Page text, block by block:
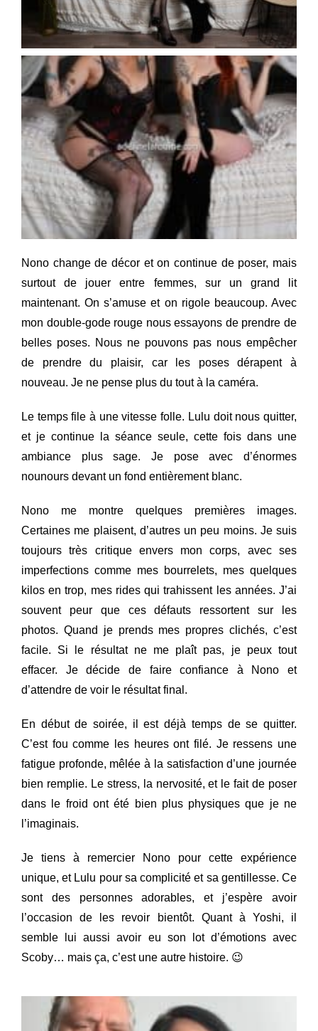
Nono change de décor et on continue de poser, mais
surtout de jouer entre femmes, sur un grand lit
maintenant. On s’amuse et on rigole beaucoup. Avec
mon double-gode rouge nous essayons de prendre de
belles poses. Nous ne pouvons pas nous empêcher
de prendre du plaisir, car les poses dérapent à
nouveau. Je ne pense plus du tout à la caméra.
Le temps file à une vitesse folle. Lulu doit nous quitter,
et je continue la séance seule, cette fois dans une
ambiance plus sage. Je pose avec d’énormes
nounours devant un fond entièrement blanc.
Nono me montre quelques premières images.
Certaines me plaisent, d’autres un peu moins. Je suis
toujours très critique envers mon corps, avec ses
imperfections comme mes bourrelets, mes quelques
kilos en trop, mes rides qui trahissent les années. J’ai
souvent peur que ces défauts ressortent sur les
photos. Quand je prends mes propres clichés, c’est
facile. Si le résultat ne me plaît pas, je peux tout
effacer. Je décide de faire confiance à Nono et
d’attendre de voir le résultat final.
En début de soirée, il est déjà temps de se quitter.
C’est fou comme les heures ont filé. Je ressens une
fatigue profonde, mêlée à la satisfaction d’une journée
bien remplie. Le stress, la nervosité, et le fait de poser
dans le froid ont été bien plus physiques que je ne
l’imaginais.
Je tiens à remercier Nono pour cette expérience
unique, et Lulu pour sa complicité et sa gentillesse. Ce
sont des personnes adorables, et j’espère avoir
l’occasion de les revoir bientôt. Quant à Yoshi, il
semble lui aussi avoir eu son lot d’émotions avec
Scoby… mais ça, c’est une autre histoire. 😉